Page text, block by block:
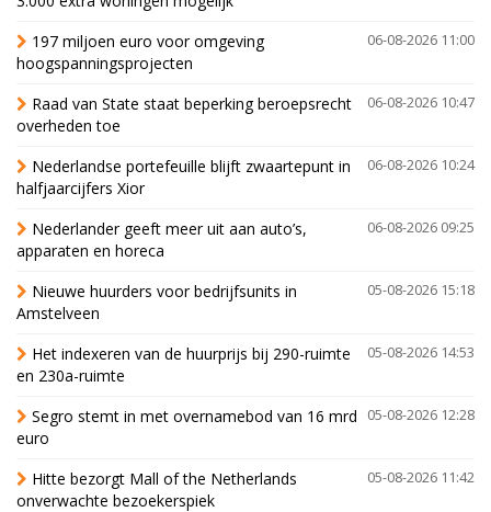
06-08-2026 11:00
197 miljoen euro voor omgeving
hoogspanningsprojecten
06-08-2026 10:47
Raad van State staat beperking beroepsrecht
overheden toe
06-08-2026 10:24
Nederlandse portefeuille blijft zwaartepunt in
halfjaarcijfers Xior
06-08-2026 09:25
Nederlander geeft meer uit aan auto’s,
apparaten en horeca
05-08-2026 15:18
Nieuwe huurders voor bedrijfsunits in
Amstelveen
05-08-2026 14:53
Het indexeren van de huurprijs bij 290-ruimte
en 230a-ruimte
05-08-2026 12:28
Segro stemt in met overnamebod van 16 mrd
euro
05-08-2026 11:42
Hitte bezorgt Mall of the Netherlands
onverwachte bezoekerspiek